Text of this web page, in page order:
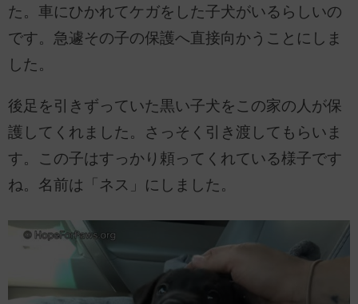
た。車にひかれてケガをした子犬がいるらしいの
です。急遽その子の保護へ直接向かうことにしま
した。
後足を引きずっていた黒い子犬をこの家の人が保
護してくれました。さっそく引き渡してもらいま
す。この子はすっかり頼ってくれている様子です
ね。名前は「ネス」にしました。